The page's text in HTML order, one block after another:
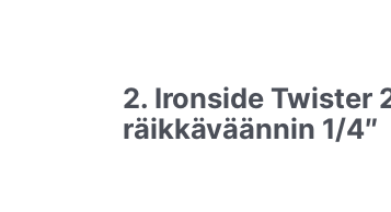
2. Ironside Twister
räikkäväännin 1/4″